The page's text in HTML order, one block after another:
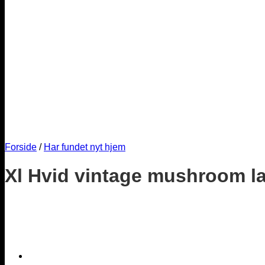
Forside / Har fundet nyt hjem
Xl Hvid vintage mushroom